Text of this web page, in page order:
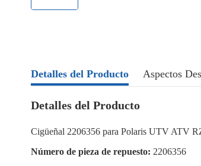
Detalles del Producto Aspectos
Detalles del Producto
Cigüeñal 2206356 para Polaris UTV ATV
Número de pieza de repuesto: 2206356